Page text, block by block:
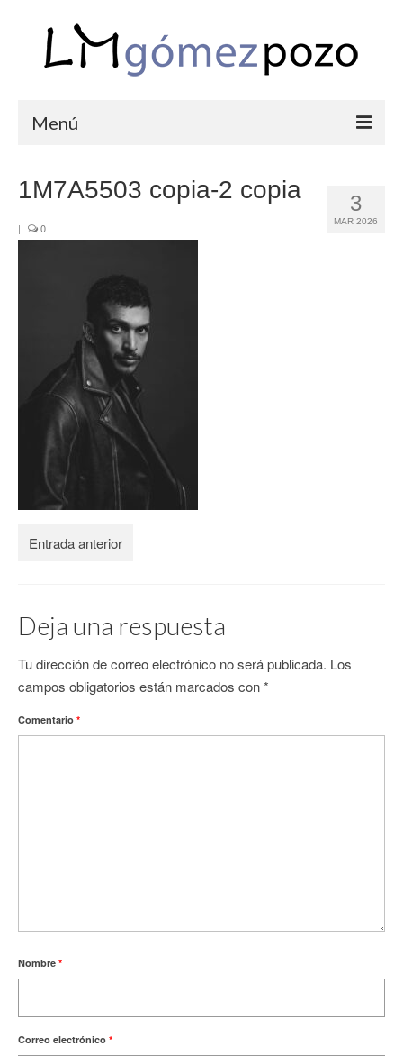
Menú
COMUNIONES
CORPORATIVAS
SEMANA SANTA
BLOG
SOBRE LM
CONTACTO
3
MAR 2026
1M7A5503 copia-2 copia
| 0
Entrada anterior
Deja una respuesta
Tu dirección de correo electrónico no será publicada. Los
campos obligatorios están marcados con*
Comentario *
Nombre *
Correo electrónico *